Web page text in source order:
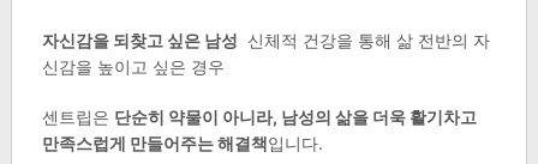
자신감을 되찾고 싶은 남성 신체적 건강을 통해 삶 전반의 자
신감을 높이고 싶은 경우
센트립은 단순히 약물이 아니라, 남성의 삶을 더욱 활기차고
만족스럽게 만들어주는 해결책입니다.